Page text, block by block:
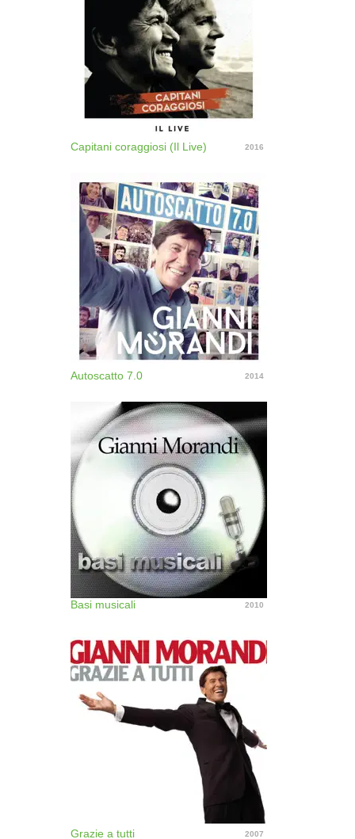
Capitani coraggiosi (Il Live) 2016
Autoscatto 7.0 2014
Basi musicali 2010
Grazie a tutti 2007